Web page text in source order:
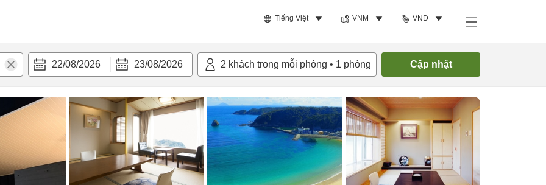
Tiếng Việt VNM VND
22/08/2026 23/08/2026 2 khách trong mỗi phòng • 1 phòng Cập nhật
bật Tiện nghi Tìm phòng trống